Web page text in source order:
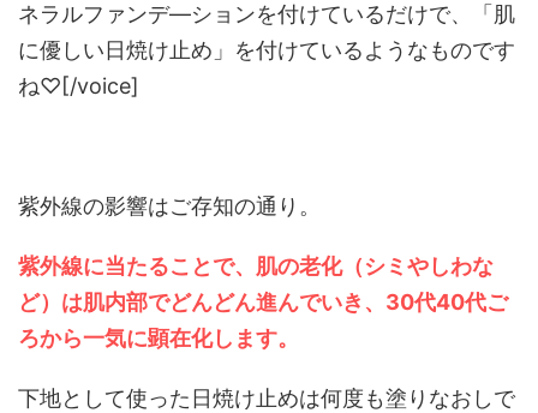
ネラルファンデ―ションを付けているだけで、「肌
に優しい日焼け止め」を付けているようなものです
ね♡[/voice]
紫外線の影響はご存知の通り。
紫外線に当たることで、肌の老化（シミやしわな
ど）は肌内部でどんどん進んでいき、30代40代ご
ろから一気に顕在化します。
下地として使った日焼け止めは何度も塗りなおしで